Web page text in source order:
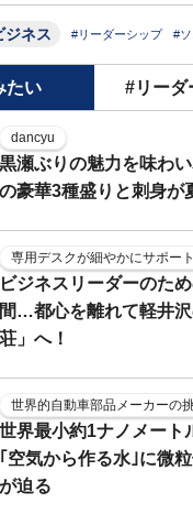
ジネス #リーダーシップ #
たい #リーダ
dancyu
黒瀬ぶりの魅力を味わ
の豪華3種盛りと刺身が
専用デスクが細やかにサポート
ビジネスリーダーのた
間…都心を離れて軽井
荘」へ！
世界的自動車部品メーカーの
世界最小約1ナノメート
｢空気から作る水｣に微
が迫る